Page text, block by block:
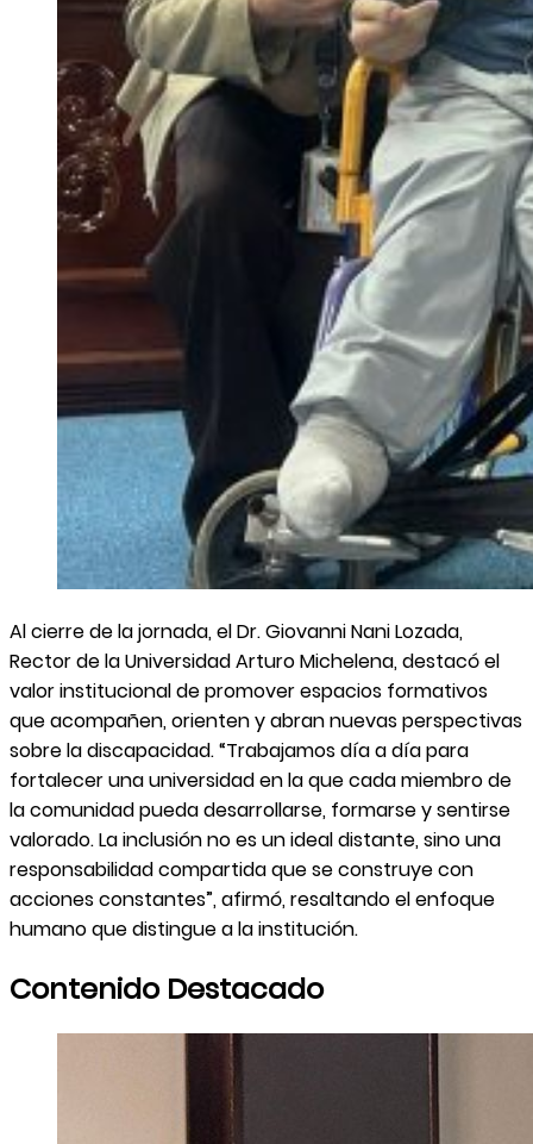
Al cierre de la jornada, el Dr. Giovanni Nani Lozada,
Rector de la Universidad Arturo Michelena, destacó el
valor institucional de promover espacios formativos
que acompañen, orienten y abran nuevas perspectivas
sobre la discapacidad. “Trabajamos día a día para
fortalecer una universidad en la que cada miembro de
la comunidad pueda desarrollarse, formarse y sentirse
valorado. La inclusión no es un ideal distante, sino una
responsabilidad compartida que se construye con
acciones constantes”, afirmó, resaltando el enfoque
humano que distingue a la institución.
Contenido Destacado